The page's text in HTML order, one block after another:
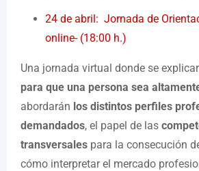
24 de abril: Jornada de
online- (18:00 h.)
Una jornada virtual donde se
para que una persona sea
abordarán los distintos perfiles
demandados, el papel de las
transversales para la consecución
cómo interpretar el mercado